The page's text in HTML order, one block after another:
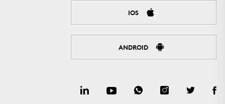
IOS
ANDROID